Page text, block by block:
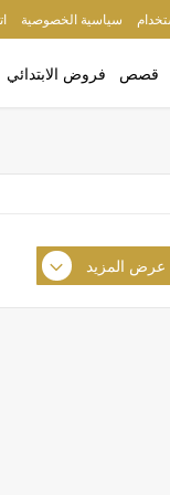
الاطلاع على سياسة
سياسية الخصوصية
قصص فروض الابتدائي
عرض المزيد